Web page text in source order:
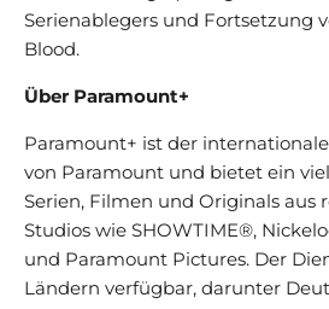
Serienablegers und Fortsetzung
Blood.
Über Paramount+
Paramount+ ist der
von Paramount und bietet ein
Serien, Filmen und Originals aus
Studios wie SHOWTIME®,
und Paramount Pictures. Der
Ländern verfügbar, darunter